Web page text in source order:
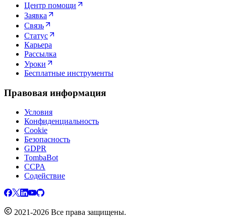
Центр помощи
Заявка
Связь
Статус
Карьера
Рассылка
Уроки
Бесплатные инструменты
Правовая информация
Условия
Конфиденциальность
Cookie
Безопасность
GDPR
TombaBot
CCPA
Содействие
2021-2026 Все права защищены.